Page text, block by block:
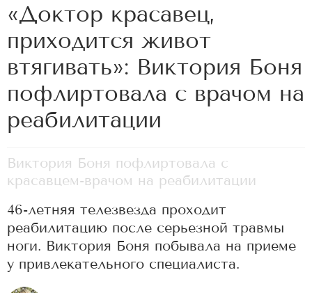
«Доктор красавец,
приходится живот
втягивать»: Виктория Боня
пофлиртовала с врачом на
реабилитации
Виктория Боня пофлиртовала с
красавцем-врачом на реабилитации
46-летняя телезвезда проходит
реабилитацию после серьезной травмы
ноги. Виктория Боня побывала на приеме
у привлекательного специалиста.